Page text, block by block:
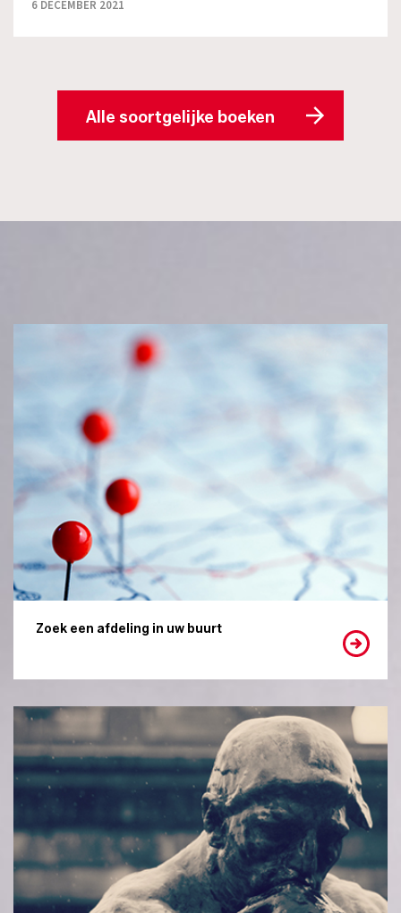
6 DECEMBER 2021
Alle soortgelijke boeken
Zoek een afdeling in uw buurt